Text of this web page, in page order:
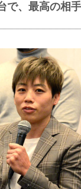
で、最高の相